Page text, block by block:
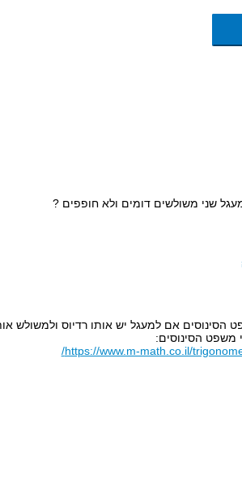
שני משולשים דומים ולא חופפים ?
אם למעגל יש אותו רדיוס ולמשולש
משפט הסינוסים:
https://www.m-math.co.il/